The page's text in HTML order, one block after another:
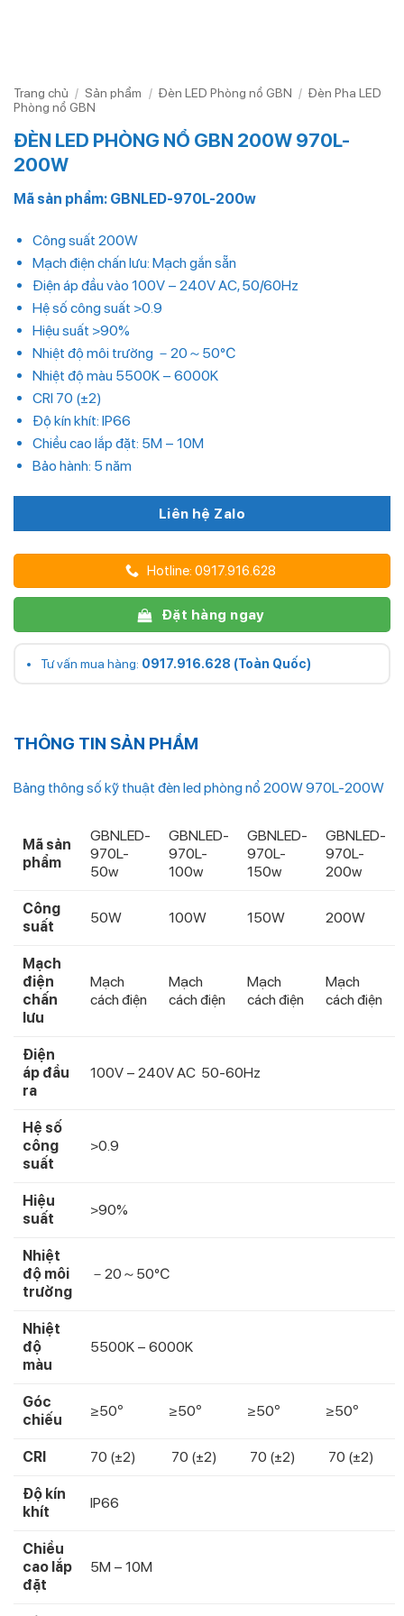
Trang chủ / Sản phẩm / Đèn LED Phòng nổ GBN / Đèn Pha LED
Phòng nổ GBN
ĐÈN LED PHÒNG NỔ GBN 200W 970L-
200W
Mã sản phẩm: GBNLED-970L-200w
Công suất 200W
Mạch điện chấn lưu: Mạch gắn sẵn
Điện áp đầu vào 100V – 240V AC, 50/60Hz
Hệ số công suất >0.9
Hiệu suất >90%
Nhiệt độ môi trường －20～50℃
Nhiệt độ màu 5500K – 6000K
CRI 70 (±2)
Độ kín khít: IP66
Chiều cao lắp đặt: 5M – 10M
Bảo hành: 5 năm
Liên hệ Zalo
Hotline: 0917.916.628
Đặt hàng ngay
Tư vấn mua hàng: 0917.916.628 (Toàn Quốc)
THÔNG TIN SẢN PHẨM
Bảng thông số kỹ thuật đèn led phòng nổ 200W 970L-200W
Mã sản
phẩm
GBNLED-
970L-
50w
GBNLED-
970L-
100w
GBNLED-
970L-
150w
GBNLED-
970L-
200w
Công
suất
50W 100W 150W 200W
Mạch
điện
chấn
lưu
Mạch
cách điện
Mạch
cách điện
Mạch
cách điện
Mạch
cách điện
Điện
áp đầu
ra
100V – 240V AC 50-60Hz
Hệ số
công
suất
>0.9
Hiệu
suất
>90%
Nhiệt
độ môi
trường
－20～50℃
Nhiệt
độ
màu
5500K – 6000K
Góc
chiếu
≥50º ≥50º ≥50º ≥50º
CRI 70 (±2) 70 (±2) 70 (±2) 70 (±2)
Độ kín
khít
IP66
Chiều
cao lắp
đặt
5M – 10M